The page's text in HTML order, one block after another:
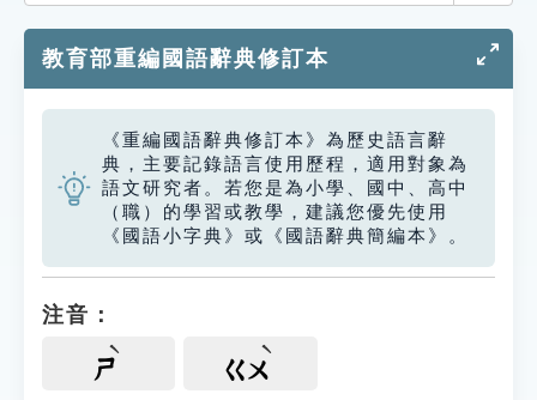
單字索引
生命大百科索引
遊戲專區
教學應用
貓頭鷹博士
教育部重編國語辭典修訂本
《重編國語辭典修訂本》為歷史語言辭
典，主要記錄語言使用歷程，適用對象為
語文研究者。若您是為小學、國中、高中
（職）的學習或教學，建議您優先使用
《國語小字典》或《國語辭典簡編本》。
注音：
ㄕ ㄍㄨ